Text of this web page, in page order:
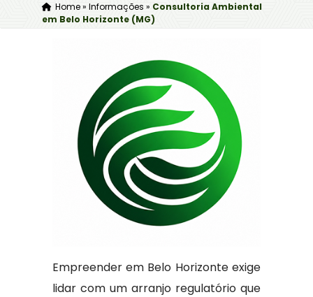
Home» Informações » Consultoria Ambiental
em Belo Horizonte (MG)
Empreender em Belo Horizonte exige
lidar com um arranjo regulatório que